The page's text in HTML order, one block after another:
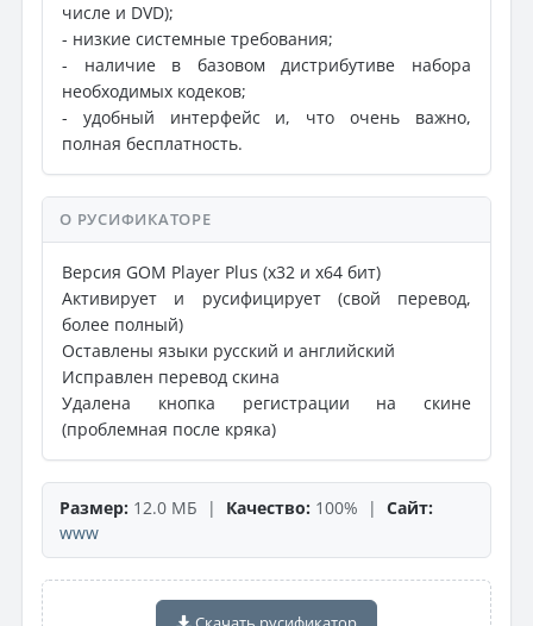
числе и DVD);
- низкие системные требования;
- наличие в базовом дистрибутиве набора
необходимых кодеков;
- удобный интерфейс и, что очень важно,
полная бесплатность.
О РУСИФИКАТОРЕ
Версия GOM Player Plus (х32 и x64 бит)
Активирует и русифицирует (свой перевод,
более полный)
Оставлены языки русский и английский
Исправлен перевод скина
Удалена кнопка регистрации на скине
(проблемная после кряка)
Размер: 12.0 МБ | Качество: 100% | Сайт:
www